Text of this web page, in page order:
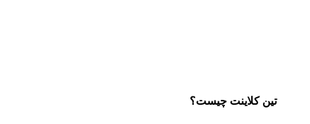
تین کلاینت چیست؟